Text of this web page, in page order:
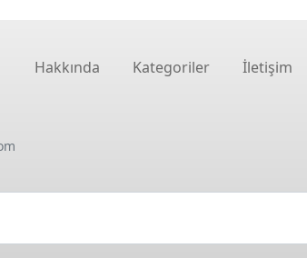
Hakkında Kategoriler İletişim